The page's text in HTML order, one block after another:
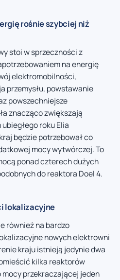
rośnie szybciej niż
stoi w sprzeczności z
na energię
elektromobilności,
przemysłu, powstawanie
powszechniejsze
znacząco zwiększają
roku Elia
będzie potrzebował co
mocy wytwórczej. To
ponad czterech dużych
do reaktora Doel 4.
lokalizacyjne
również na bardzo
nowych elektrowni
kraju istnieją jedynie dwa
kilka reaktorów
przekraczającej jeden